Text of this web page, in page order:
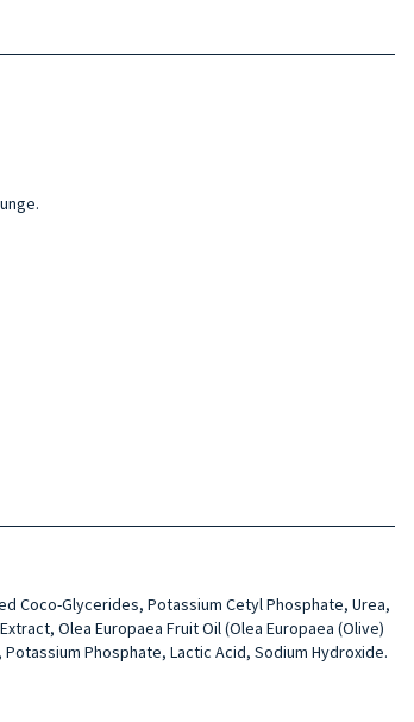
Coco-Glycerides, Potassium Cetyl Phosphate, Ure­a,
Olea Europaea Fru­it Oil (Olea Europaea (Olive)
Phospha­te, Lactic Acid, Sodium Hydroxide.